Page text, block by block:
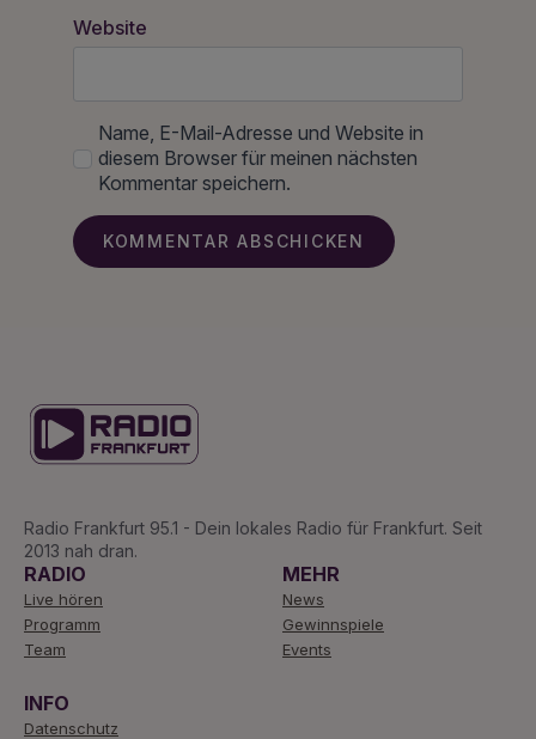
Website
Name, E-Mail-Adresse und Website in
diesem Browser für meinen nächsten
Kommentar speichern.
Radio Frankfurt 95.1 - Dein lokales Radio für Frankfurt. Seit
2013 nah dran.
RADIO
Live hören
Programm
Team
MEHR
News
Gewinnspiele
Events
INFO
Datenschutz